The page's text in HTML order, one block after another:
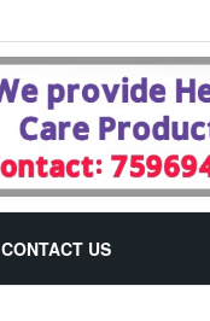
CONTACT US